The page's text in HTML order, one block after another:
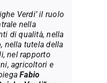
Verdi’ il ruolo
nella
di qualità, nella
nella tutela della
nel rapporto
agricoltori e
Fabio